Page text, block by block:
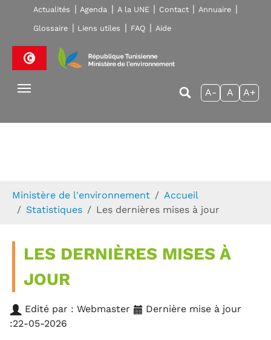
Skip to main navigation
Aller au contenu principal
Skip to page footer
Actualités Agenda A la UNE Contact Annuaire
Glossaire Liens utiles FAQ Aide
A- A A+
Ministère de l'environnement
Accueil
Statistiques
Les dernières mises à jour
LES DERNIÈRES MISES À
JOUR
Edité par : Webmaster
Dernière mise à jour
:22-05-2026